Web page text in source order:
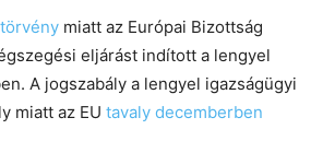
miatt az Európai Bizottság
eljárást indított a lengyel
A jogszabály a lengyel igazságügyi
miatt az EU tavaly decemberben